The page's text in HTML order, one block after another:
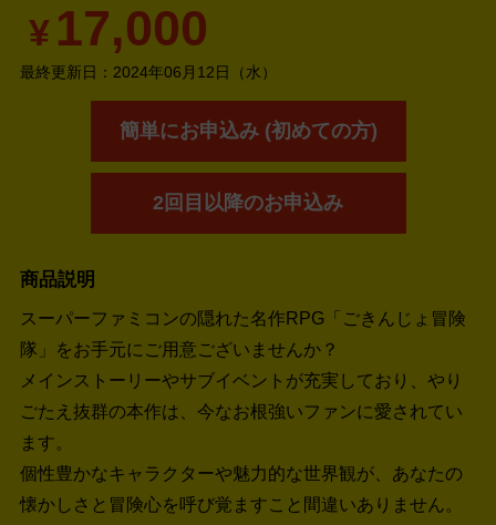
¥ 17,000
最終更新日： 2024年06月12日（水）
簡単にお申込み (初めての方)
2回目以降のお申込み
商品説明
スーパーファミコンの隠れた名作RPG「ごきんじょ冒険
隊」をお手元にご用意ございませんか？
メインストーリーやサブイベントが充実しており、やり
ごたえ抜群の本作は、今なお根強いファンに愛されてい
ます。
個性豊かなキャラクターや魅力的な世界観が、あなたの
懐かしさと冒険心を呼び覚ますこと間違いありません。